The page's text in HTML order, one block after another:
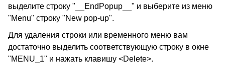
выделите строку "__EndPopup__" и выберите из меню
"Menu" строку "New pop-up".
Для удаления строки или временного меню вам
достаточно выделить соответствующую строку в окне
"MENU_1" и нажать клавишу <Delete>.